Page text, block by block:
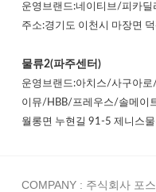
운영브랜드:네이티브/피카
주소:경기도 이천시 마장면
물류2(파주센터)
운영브랜드:아치스/사구아
이뮤/HBB/프레우스/솔메이
월롱면 누현길 91-5 제니스물
COMPANY : 주식회사 포